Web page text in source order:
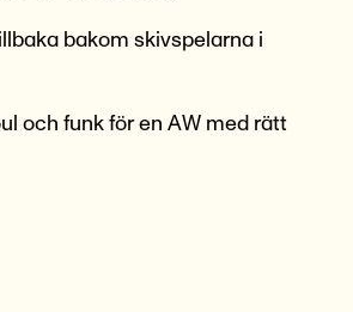
bakom skivspelarna i
och funk för en AW med rätt